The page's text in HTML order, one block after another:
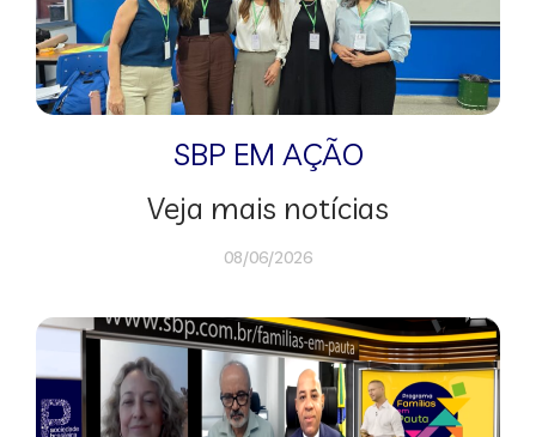
SBP EM AÇÃO
Veja mais notícias
08/06/2026